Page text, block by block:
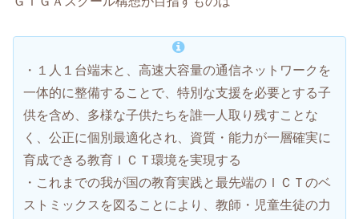
・１人１台端末と、高速大容量の通信ネットワークを
一体的に整備することで、特別な支援を必要とする子
供を含め、多様な子供たちを誰一人取り残すことな
く、公正に個別最適化され、資質・能力が一層確実に
育成できる教育ＩＣＴ環境を実現する
・これまでの我が国の教育実践と最先端のＩＣＴのベ
ストミックスを図ることにより、教師・児童生徒の力